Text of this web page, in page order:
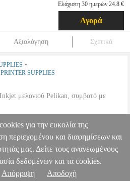
Ελάχιστη 30 ημερών 24.8 €
Αγορά
Αξιολόγηση Σχετικά
•
SUPPLIES
μελανιού Pelikan, συμβατό με
ΜΕ CANON CLI-51 ΤΡΙΧΡΩΜΟ
PELIKAN PELIKAN
Κατηγορία: INKJET PRINTER
στην κατηγορία
>
για την ευκολία της
περιεχομένου και διαφημίσεων και
μας. Δείτε τους ανανεωμένους
δεδομένων και τα cookies.
Απόρριψη Αποδοχή